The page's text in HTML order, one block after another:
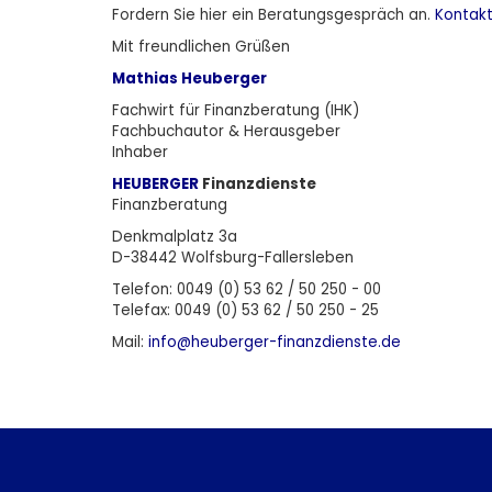
Fordern Sie hier ein Beratungsgespräch an. Kontakt
Mit freundlichen Grüßen
Mathias Heuberger
Fachwirt für Finanzberatung (IHK)
Fachbuchautor & Herausgeber
Inhaber
HEUBERGER Finanzdienste
Finanzberatung
Denkmalplatz 3a
D-38442 Wolfsburg-Fallersleben
Telefon: 0049 (0) 53 62 / 50 250 - 00
Telefax: 0049 (0) 53 62 / 50 250 - 25
Mail: info@heuberger-finanzdienste.de